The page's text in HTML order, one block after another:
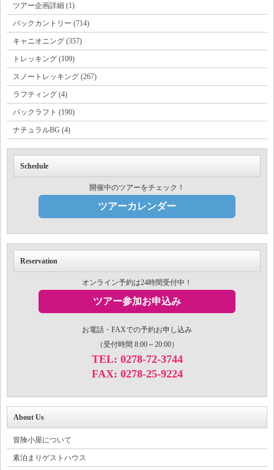
ツアー企画詳細 (1)
バックカントリー (714)
キャニオニング (357)
トレッキング (109)
スノートレッキング (267)
ラフティング (4)
パックラフト (190)
ナチュラルBG (4)
Schedule
開催中のツアーをチェック！
ツアーカレンダー
Reservation
オンライン予約は24時間受付中！
ツアー参加お申込み
お電話・FAXでの予約お申し込み
（受付時間 8:00～20:00）
TEL: 0278-72-3744
FAX: 0278-25-9224
About Us
冒険小屋について
素泊まりゲストハウス